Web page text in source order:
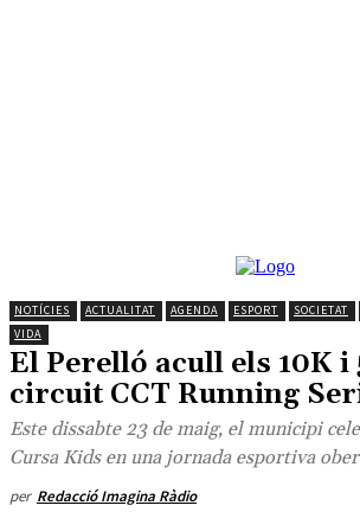
NOTÍCIES ACTUALITAT AGENDA ESPORT SOCIETAT
VIDA
El Perelló acull els 10K i
circuit CCT Running
Este dissabte 23 de maig, el municipi
Cursa Kids en una jornada esportiva
per Redacció Imagina Ràdio